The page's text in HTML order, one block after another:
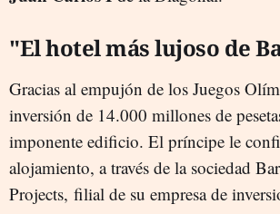
"El hotel más lujoso de
Gracias al empujón de los Juegos
inversión de 14.000 millones de
imponente edificio. El príncipe le
alojamiento, a través de la sociedad
Projects, filial de su empresa de